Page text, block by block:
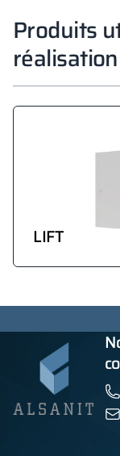
Produits
réalisation
LIFT